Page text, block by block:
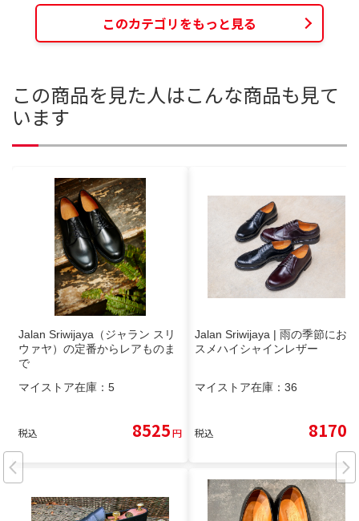
このカテゴリをもっと見る
この商品を見た人はこんな商品も見て
います
Jalan Sriwijaya（ジャラン スリ
ウァヤ）の定番からレアものま
で
マイストア在庫： 5
税込 8525円
Jalan Sriwijaya | 雨の季節におス
スメハイシャインレザー
マイストア在庫： 36
税込 8170